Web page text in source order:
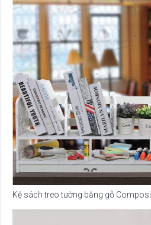
Kệ sách treo tường bằng gỗ